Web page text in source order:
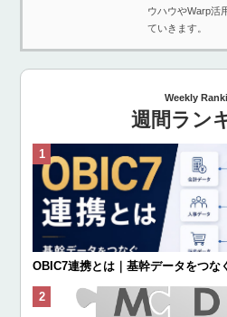
ウハウやWarp活
ていきます。
Weekly
週間ラン
OBIC7連携とは｜基幹データをつな